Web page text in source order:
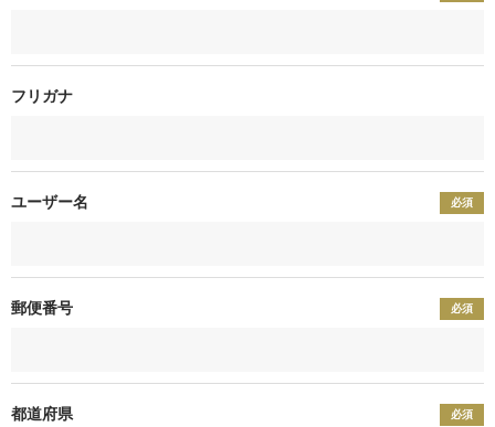
フリガナ
ユーザー名 必須
郵便番号 必須
都道府県 必須